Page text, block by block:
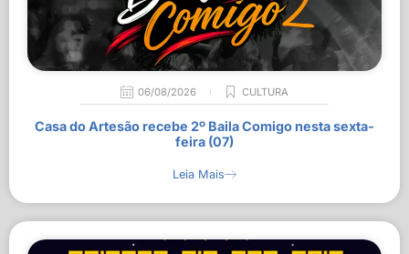
06/08/2026 CULTURA
Casa do Artesão recebe 2º Baila Comigo nesta sexta-
feira (07)
Leia Mais